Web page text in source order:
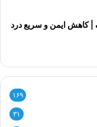
| کاهش ایمن و سریع درد
۱۶۹
۳۱